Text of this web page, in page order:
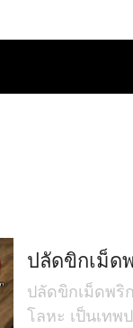
ปลัดขิกเม็ด
ปลัดขิกเม็ดพริ
โลหะ เป็นเทพ